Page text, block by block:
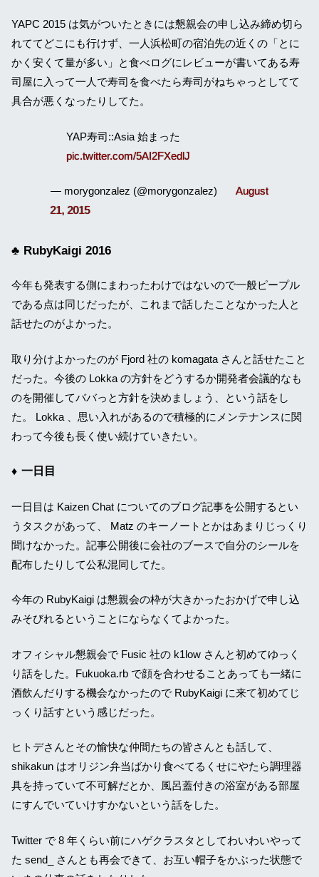
YAPC 2015 は気がついたときには懇親会の申し込み締め切ら
れててどこにも行けず、一人浜松町の宿泊先の近くの「とに
かく安くて量が多い」と食べログにレビューが書いてある寿
司屋に入って一人で寿司を食べたら寿司がねちゃっとしてて
具合が悪くなったりしてた。
YAP寿司::Asia 始まった
pic.twitter.com/5AI2FXedlJ
— morygonzalez (@morygonzalez)
August
21, 2015
RubyKaigi 2016
今年も発表する側にまわったわけではないので一般ピープル
である点は同じだったが、これまで話したことなかった人と
話せたのがよかった。
取り分けよかったのが Fjord 社の komagata さんと話せたこと
だった。今後の Lokka の方針をどうするか開発者会議的なも
のを開催してババっと方針を決めましょう、という話をし
た。 Lokka 、思い入れがあるので積極的にメンテナンスに関
わって今後も長く使い続けていきたい。
一日目
一日目は Kaizen Chat についてのブログ記事を公開するとい
うタスクがあって、 Matz のキーノートとかはあまりじっくり
聞けなかった。記事公開後に会社のブースで自分のシールを
配布したりして公私混同してた。
今年の RubyKaigi は懇親会の枠が大きかったおかげで申し込
みそびれるということにならなくてよかった。
オフィシャル懇親会で Fusic 社の k1low さんと初めてゆっく
り話をした。Fukuoka.rb で顔を合わせることあっても一緒に
酒飲んだりする機会なかったので RubyKaigi に来て初めてじ
っくり話すという感じだった。
ヒトデさんとその愉快な仲間たちの皆さんとも話して、
shikakun はオリジン弁当ばかり食べてるくせにやたら調理器
具を持っていて不可解だとか、風呂蓋付きの浴室がある部屋
にすんでいていけすかないという話をした。
Twitter で 8 年くらい前にハゲクラスタとしてわいわいやって
た send_ さんとも再会できて、お互い帽子をかぶった状態で